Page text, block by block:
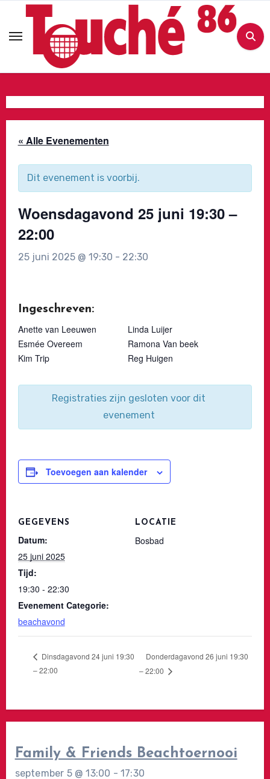
de
« Alle Evenementen
Dit evenement is voorbij.
Woensdagavond 25 juni 19:30 –
22:00
25 juni 2025 @ 19:30 - 22:30
Ingeschreven:
Anette van Leeuwen
Esmée Overeem
Kim Trip
Linda Luijer
Ramona Van beek
Reg Huigen
Registraties zijn gesloten voor dit
evenement
Toevoegen aan kalender
GEGEVENS
Datum:
25 juni 2025
Tijd:
19:30 - 22:30
Evenement Categorie:
beachavond
LOCATIE
Bosbad
Dinsdagavond 24 juni 19:30
– 22:00
Donderdagavond 26 juni 19:30
– 22:00
Family & Friends Beachtoernooi
september 5 @ 13:00 -17:30